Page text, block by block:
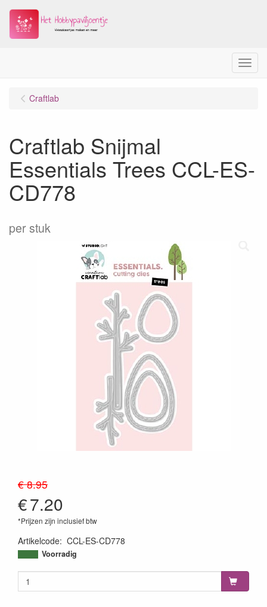
Menu
Craftlab
Craftlab Snijmal
Essentials Trees CCL-ES-
CD778
per stuk
€ 8.95
€7.20
*Prijzen zijn inclusief btw
Artikelcode: CCL-ES-CD778
8713943148907
Voorradig